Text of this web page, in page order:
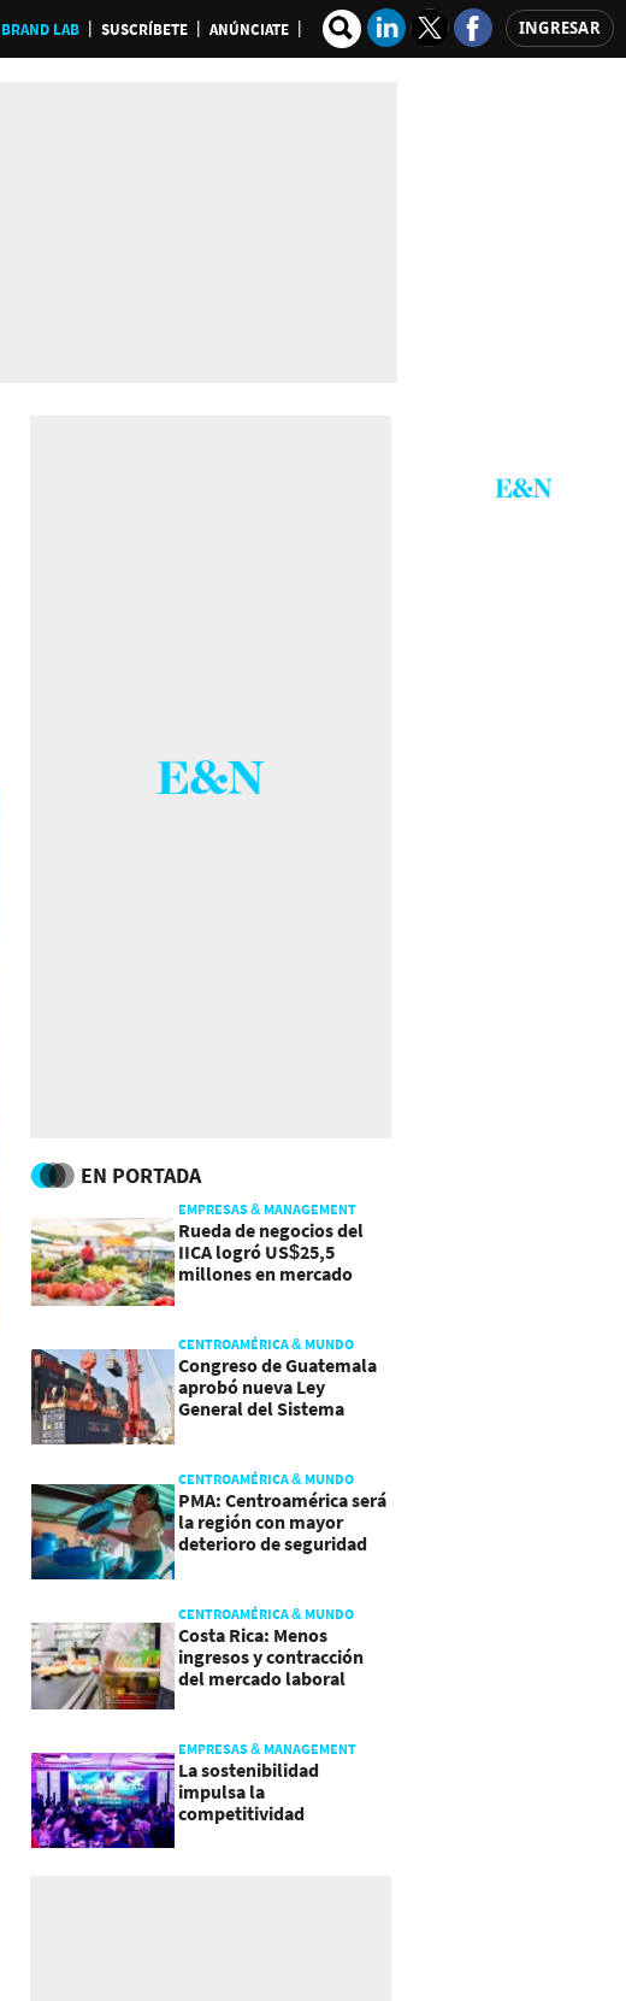
BRAND LAB SUSCRÍBETE ANÚNCIATE INGRESAR
EN PORTADA
EMPRESAS & MANAGEMENT
Rueda de negocios del
IICA logró US$25,5
millones en mercado
CENTROAMÉRICA & MUNDO
Congreso de Guatemala
aprobó nueva Ley
General del Sistema
CENTROAMÉRICA & MUNDO
PMA: Centroamérica será
la región con mayor
deterioro de seguridad
CENTROAMÉRICA & MUNDO
Costa Rica: Menos
ingresos y contracción
del mercado laboral
EMPRESAS & MANAGEMENT
La sostenibilidad
impulsa la
competitividad